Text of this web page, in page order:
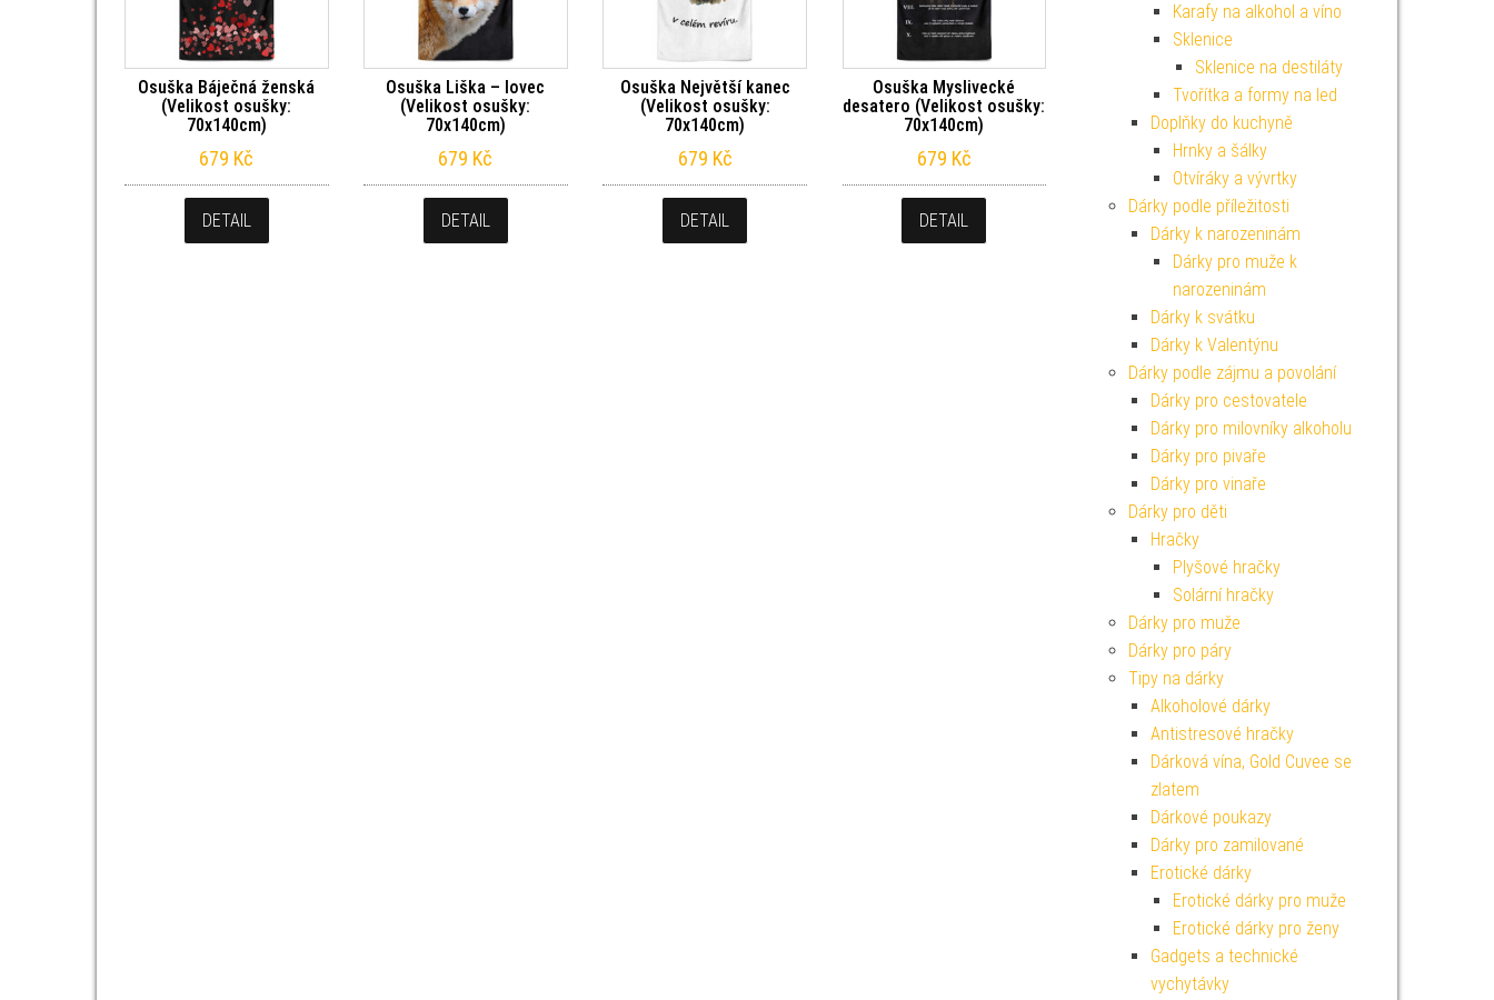
Osuška Báječná ženská
(Velikost osušky:
70x140cm)
679 Kč
DETAIL
Osuška Liška – lovec
(Velikost osušky:
70x140cm)
679 Kč
DETAIL
Osuška Největší kanec
(Velikost osušky:
70x140cm)
679 Kč
DETAIL
Osuška Myslivecké
desatero (Velikost osušky:
70x140cm)
679 Kč
DETAIL
Karafy na alkohol a víno
Sklenice
Sklenice na destiláty
Tvořítka a formy na led
Doplňky do kuchyně
Hrnky a šálky
Otvíráky a vývrtky
Dárky podle příležitosti
Dárky k narozeninám
Dárky pro muže k
narozeninám
Dárky k svátku
Dárky k Valentýnu
Dárky podle zájmu a povolání
Dárky pro cestovatele
Dárky pro milovníky alkoholu
Dárky pro pivaře
Dárky pro vinaře
Dárky pro děti
Hračky
Plyšové hračky
Solární hračky
Dárky pro muže
Dárky pro páry
Tipy na dárky
Alkoholové dárky
Antistresové hračky
Dárková vína, Gold Cuvee se
zlatem
Dárkové poukazy
Dárky pro zamilované
Erotické dárky
Erotické dárky pro muže
Erotické dárky pro ženy
Gadgets a technické
vychytávky